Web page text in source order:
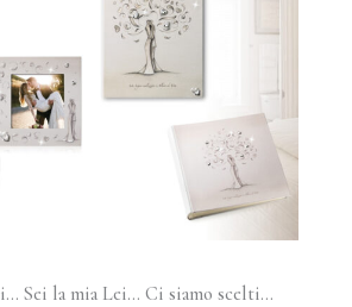
Sei la mia Lei… Ci siamo scelti…